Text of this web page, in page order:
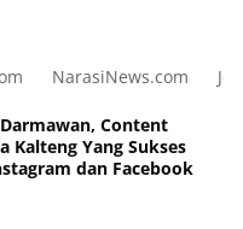
NarasiNews.com
Content
Kalteng Yang Sukses
dan Facebook